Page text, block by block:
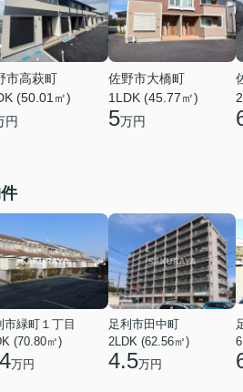
市高萩町
(50.01㎡)
円
佐野市大橋町
1LDK (45.77㎡)
5万円
市緑町１丁目
(70.80㎡)
万円
足利市田中町
2LDK (62.56㎡)
4.5万円